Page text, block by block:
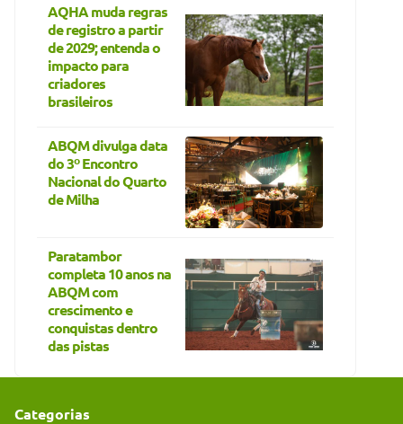
AQHA muda regras
de registro a partir
de 2029; entenda o
impacto para
criadores
brasileiros
ABQM divulga data
do 3º Encontro
Nacional do Quarto
de Milha
Paratambor
completa 10 anos na
ABQM com
crescimento e
conquistas dentro
das pistas
Categorias